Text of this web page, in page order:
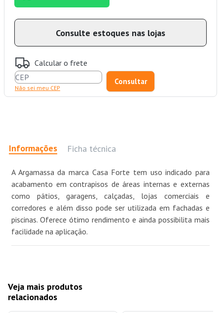
Consulte estoques nas lojas
Calcular o frete
Não sei meu CEP
Informações Ficha técnica
A Argamassa da marca Casa Forte tem uso indicado para
acabamento em contrapisos de áreas internas e externas
como pátios, garagens, calçadas, lojas comerciais e
corredores e além disso pode ser utilizada em fachadas e
piscinas. Oferece ótimo rendimento e ainda possibilita mais
facilidade na aplicação.
Veja mais produtos
relacionados